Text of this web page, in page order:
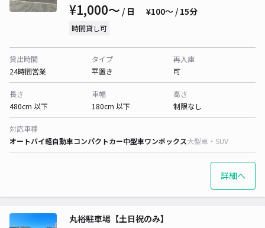
¥1,000〜 / 日 ¥100〜 / 15分
時間貸し可
貸出時間
24時間営業
タイプ
平置き
再入庫
可
長さ
480cm 以下
車幅
180cm 以下
高さ
制限なし
対応車種
オートバイ軽自動車コンパクトカー中型車ワンボックス大型車・SUV
詳細へ
丸裕駐車場【土日祝のみ】